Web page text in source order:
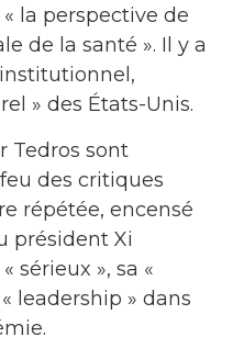
« la perspective de
de la santé ». Il y a
» des États-Unis.
Tedros sont
des critiques
répétée, encensé
président Xi
sérieux », sa «
leadership » dans